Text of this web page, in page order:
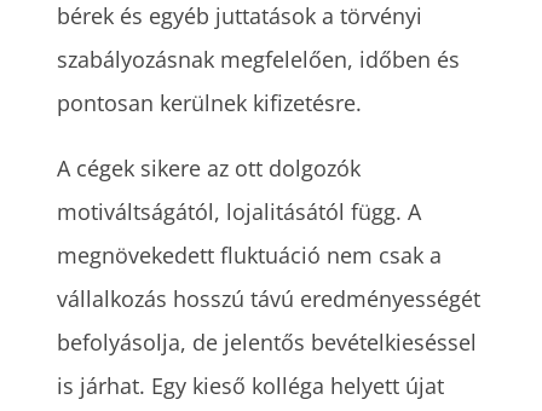
bérek és egyéb juttatások a törvényi
szabályozásnak megfelelően, időben és
pontosan kerülnek kifizetésre.
A cégek sikere az ott dolgozók
motiváltságától, lojalitásától függ. A
megnövekedett fluktuáció nem csak a
vállalkozás hosszú távú eredményességét
befolyásolja, de jelentős bevételkieséssel
is járhat. Egy kieső kolléga helyett újat